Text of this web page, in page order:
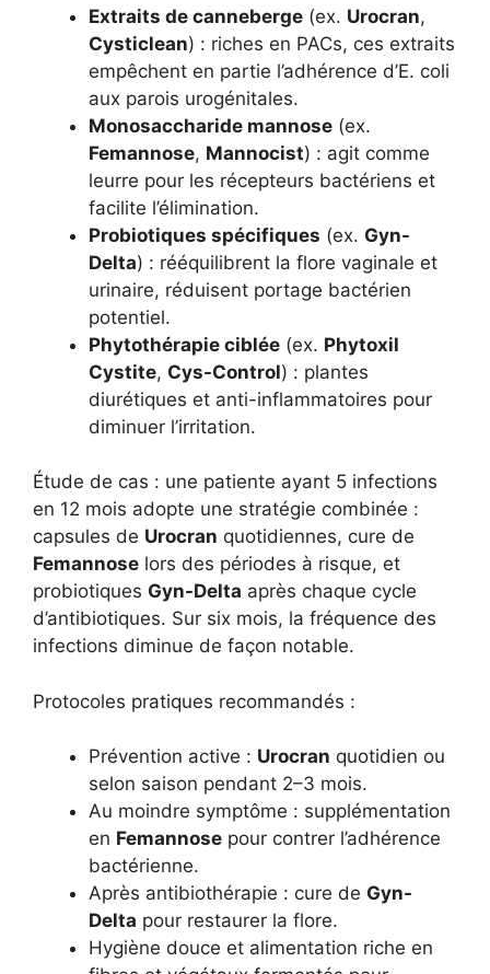
Extraits de canneberge (ex. Urocran,
Cysticlean) : riches en PACs, ces extraits
empêchent en partie l’adhérence d’E. coli
aux parois urogénitales.
Monosaccharide mannose (ex.
Femannose, Mannocist) : agit comme
leurre pour les récepteurs bactériens et
facilite l’élimination.
Probiotiques spécifiques (ex. Gyn-
Delta) : rééquilibrent la flore vaginale et
urinaire, réduisent portage bactérien
potentiel.
Phytothérapie ciblée (ex. Phytoxil
Cystite, Cys-Control) : plantes
diurétiques et anti-inflammatoires pour
diminuer l’irritation.
Étude de cas : une patiente ayant 5 infections
en 12 mois adopte une stratégie combinée :
capsules de Urocran quotidiennes, cure de
Femannose lors des périodes à risque, et
probiotiques Gyn-Delta après chaque cycle
d’antibiotiques. Sur six mois, la fréquence des
infections diminue de façon notable.
Protocoles pratiques recommandés :
Prévention active : Urocran quotidien ou
selon saison pendant 2–3 mois.
Au moindre symptôme : supplémentation
en Femannose pour contrer l’adhérence
bactérienne.
Après antibiothérapie : cure de Gyn-
Delta pour restaurer la flore.
Hygiène douce et alimentation riche en